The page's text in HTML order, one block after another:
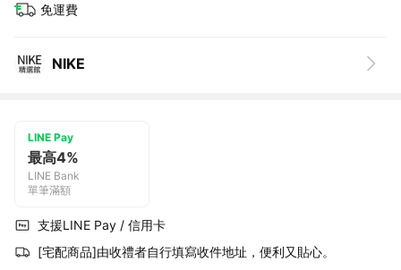
免運費
NIKE
LINE Pay
最高4%
LINE Bank
單筆滿額
支援LINE Pay / 信用卡
[宅配商品]由收禮者自行填寫收件地址，便利又貼心。